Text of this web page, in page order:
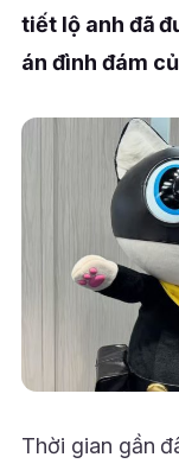
tiết lộ anh đã
án đình đám
Thời gian gần